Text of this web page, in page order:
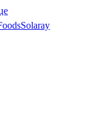
Solaray